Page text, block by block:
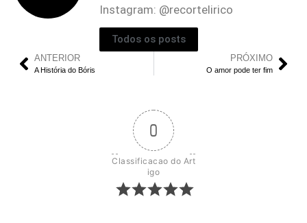
Instagram: @recortelirico
Todos os posts
ANTERIOR
A História do Bóris
PRÓXIMO
O amor pode ter fim
0
Classificacao do Art
igo